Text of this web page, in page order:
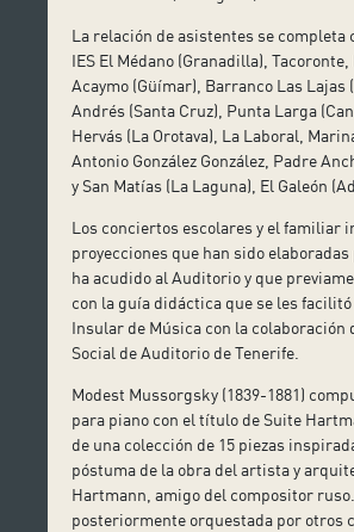
La relación de asistentes se completa
IES El Médano (Granadilla),
Acaymo (Güímar), Barranco Las Lajas
Andrés (Santa Cruz), Punta Larga
Hervás (La Orotava), La Laboral,
Antonio González González, Padre
y San Matías (La Laguna), El Galeón
Los conciertos escolares y el familiar
proyecciones que han sido
ha acudido al Auditorio y que
con la guía didáctica que se les
Insular de Música con la colaboración
Social de Auditorio de Tenerife.
Modest Mussorgsky (1839-1881)
para piano con el título de Suite
de una colección de 15 piezas
póstuma de la obra del artista y
Hartmann, amigo del compositor
posteriormente orquestada por otros